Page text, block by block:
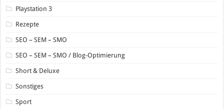
Playstation 3
Rezepte
SEO – SEM – SMO
SEO – SEM – SMO / Blog-Optimierung
Short & Deluxe
Sonstiges
Sport